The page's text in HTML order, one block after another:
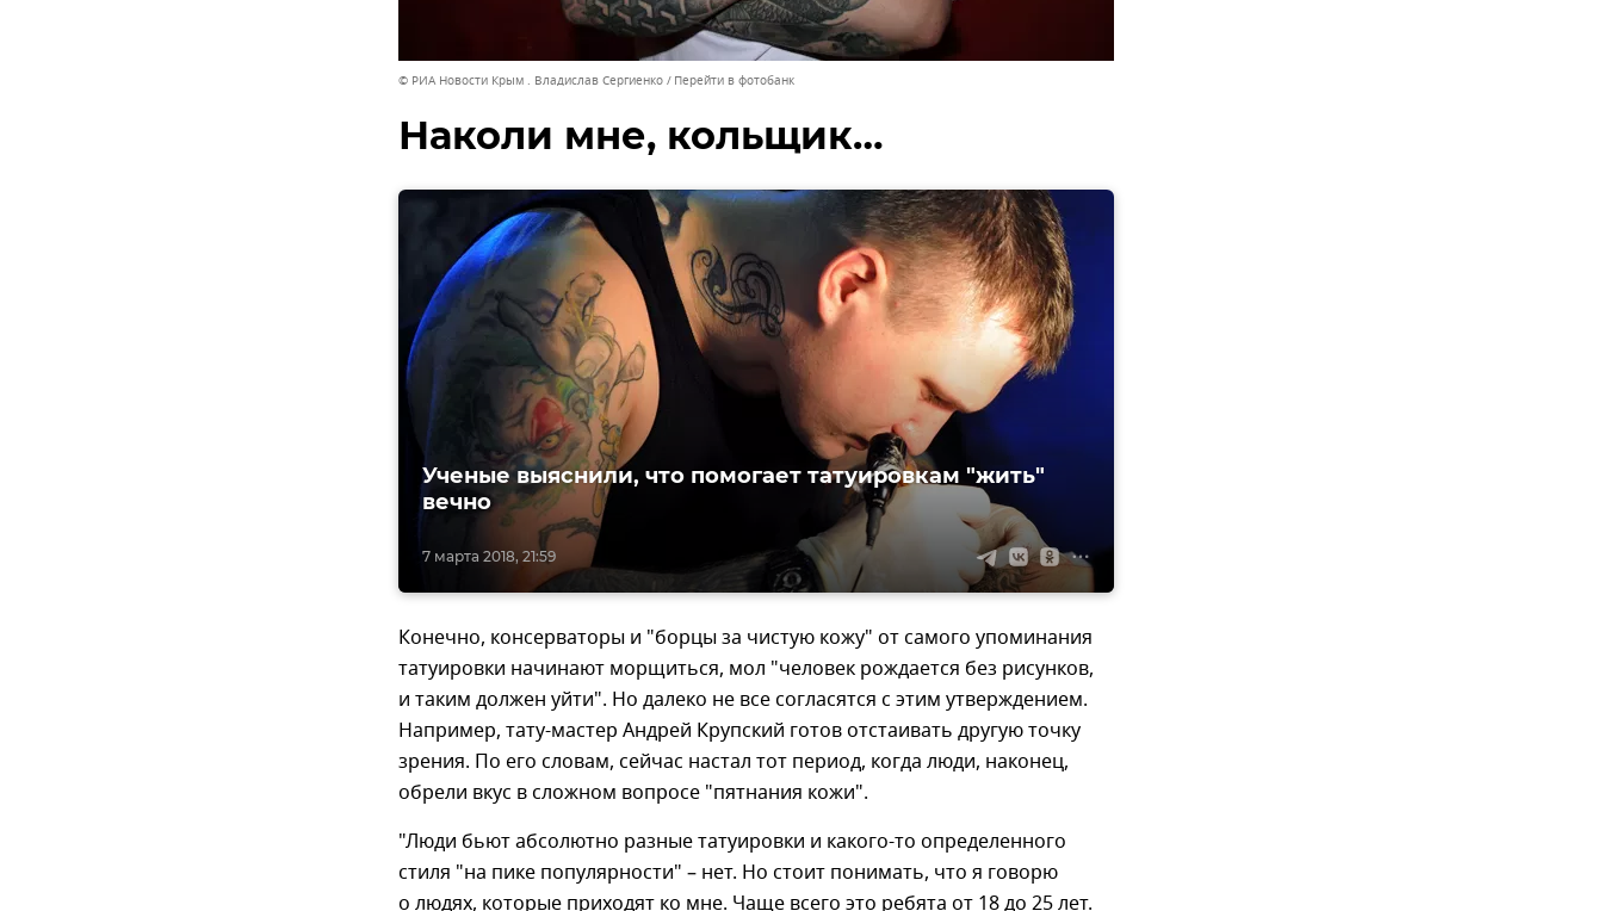
© РИА Новости Крым . Владислав Сергиенко Перейти в фотобанк
Наколи мне, кольщик…
7 марта 2018, 21:59
Ученые выяснили, что помогает татуировкам "жить"
вечно
Конечно, консерваторы и "борцы за чистую кожу" от самого упоминания
татуировки начинают морщиться, мол "человек рождается без рисунков,
и таким должен уйти". Но далеко не все согласятся с этим утверждением.
Например, тату-мастер Андрей Крупский готов отстаивать другую точку
зрения. По его словам, сейчас настал тот период, когда люди, наконец,
обрели вкус в сложном вопросе "пятнания кожи".
"Люди бьют абсолютно разные татуировки и какого-то определенного
стиля "на пике популярности" – нет. Но стоит понимать, что я говорю
о людях, которые приходят ко мне. Чаще всего это ребята от 18 до 25 лет.